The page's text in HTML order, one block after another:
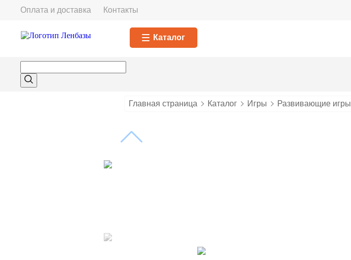
Оплата и доставка Контакты
Каталог
Главная страница Каталог Игры Развивающие игры